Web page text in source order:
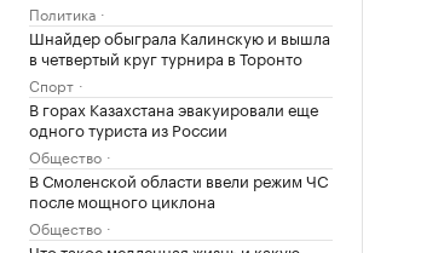
Политика
Шнайдер обыграла Калинскую и вышла
в четвертый круг турнира в Торонто
Спорт
В горах Казахстана эвакуировали еще
одного туриста из России
Общество
В Смоленской области ввели режим ЧС
после мощного циклона
Общество